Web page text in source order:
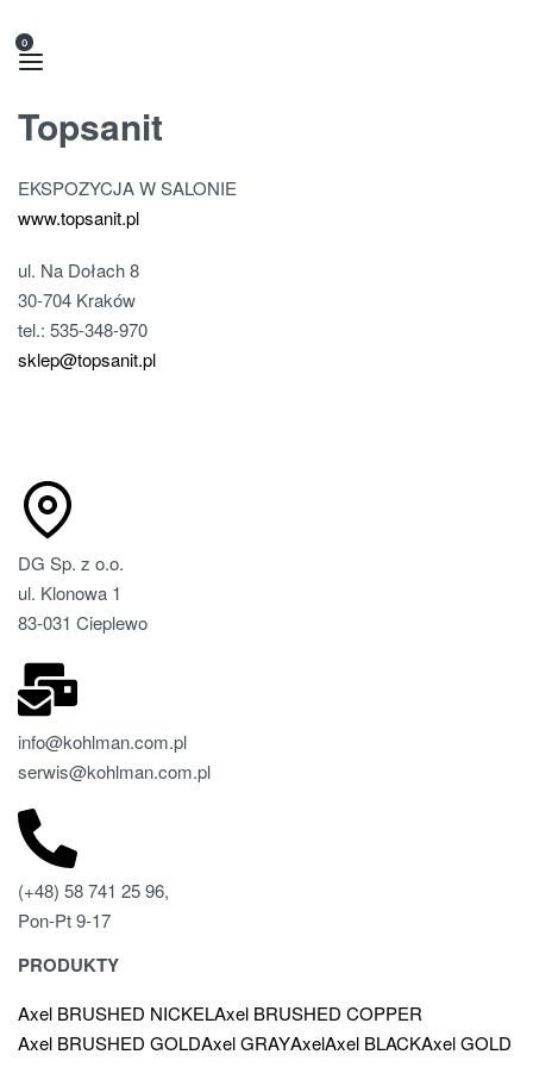
0
Topsanit
EKSPOZYCJA W SALONIE
www.topsanit.pl
ul. Na Dołach 8
30-704 Kraków
tel.: 535-348-970
sklep@topsanit.pl
DG Sp. z o.o.
ul. Klonowa 1
83-031 Cieplewo
info@kohlman.com.pl
serwis@kohlman.com.pl
(+48) 58 741 25 96,
Pon-Pt 9-17
PRODUKTY
Axel BRUSHED NICKELAxel BRUSHED COPPER
Axel BRUSHED GOLDAxel GRAYAxelAxel BLACKAxel GOLD